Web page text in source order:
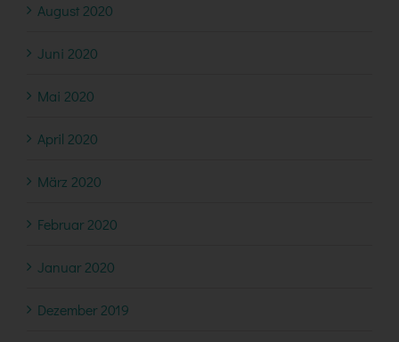
August 2020
Juni 2020
Mai 2020
April 2020
März 2020
Februar 2020
Januar 2020
Dezember 2019